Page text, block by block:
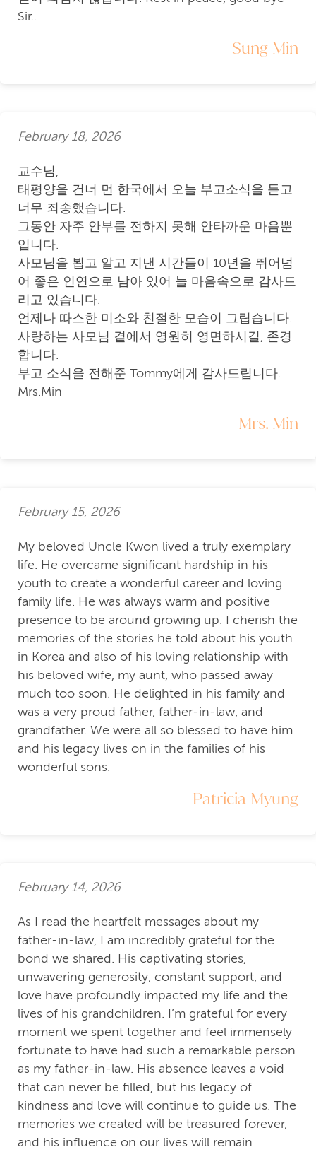
Sir..
Sung Min
February 18, 2026
교수님,
태평양을 건너 먼 한국에서 오늘 부고소식을 듣고
너무 죄송했습니다.
그동안 자주 안부를 전하지 못해 안타까운 마음뿐
입니다.
사모님을 뵙고 알고 지낸 시간들이 10년을 뛰어넘
어 좋은 인연으로 남아 있어 늘 마음속으로 감사드
리고 있습니다.
언제나 따스한 미소와 친절한 모습이 그립습니다.
사랑하는 사모님 곁에서 영원히 영면하시길, 존경
합니다.
부고 소식을 전해준 Tommy에게 감사드립니다.
Mrs.Min
Mrs. Min
February 15, 2026
My beloved Uncle Kwon lived a truly exemplary
life. He overcame significant hardship in his
youth to create a wonderful career and loving
family life. He was always warm and positive
presence to be around growing up. I cherish the
memories of the stories he told about his youth
in Korea and also of his loving relationship with
his beloved wife, my aunt, who passed away
much too soon. He delighted in his family and
was a very proud father, father-in-law, and
grandfather. We were all so blessed to have him
and his legacy lives on in the families of his
wonderful sons.
Patricia Myung
February 14, 2026
As I read the heartfelt messages about my
father-in-law, I am incredibly grateful for the
bond we shared. His captivating stories,
unwavering generosity, constant support, and
love have profoundly impacted my life and the
lives of his grandchildren. I’m grateful for every
moment we spent together and feel immensely
fortunate to have had such a remarkable person
as my father-in-law. His absence leaves a void
that can never be filled, but his legacy of
kindness and love will continue to guide us. The
memories we created will be treasured forever,
and his influence on our lives will remain